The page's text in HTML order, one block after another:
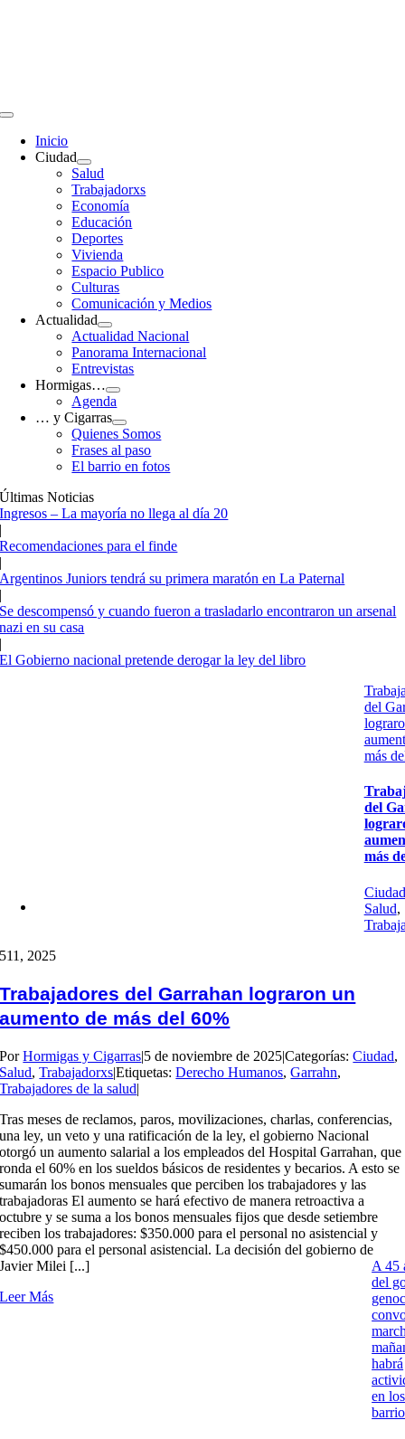
Toggle
Navigation
Inicio
Ciudad
Salud
Trabajadorxs
Economía
Educación
Deportes
Vivienda
Espacio Publico
Culturas
Comunicación y Medios
Actualidad
Actualidad Nacional
Panorama Internacional
Entrevistas
Hormigas…
Agenda
… y Cigarras
Quienes Somos
Frases al paso
El barrio en fotos
Últimas Noticias
Ingresos – La mayoría no llega al día 20
|
Recomendaciones para el finde
|
Argentinos Juniors tendrá su primera maratón en La Paternal
|
Se descompensó y cuando fueron a trasladarlo encontraron un arsenal
nazi en su casa
|
El Gobierno nacional pretende derogar la ley del libro
del
más
del
más
Ciudad
Salud,
511, 2025
Trabajadores del Garrahan lograron un
aumento de más del 60%
PorHormigas y Cigarras|5 de noviembre de 2025|Categorías:Ciudad,
Salud,Trabajadorxs|Etiquetas:Derecho Humanos,Garrahn,
Trabajadores de la salud|
Tras meses de reclamos, paros, movilizaciones, charlas, conferencias,
una ley, un veto y una ratificación de la ley, el gobierno Nacional
otorgó un aumento salarial a los empleados del Hospital Garrahan, que
ronda el 60% en los sueldos básicos de residentes y becarios. A esto se
sumarán los bonos mensuales que perciben los trabajadores y las
trabajadoras El aumento se hará efectivo de manera retroactiva a
octubre y se suma a los bonos mensuales fijos que desde setiembre
reciben los trabajadores: $350.000 para el personal no asistencial y
$450.000 para el personal asistencial. La decisión del gobierno de
Javier Milei [...]
Leer Más
A 45
del
habrá
en los